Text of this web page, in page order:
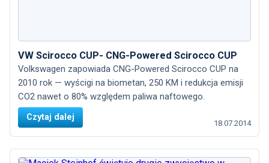
VW Scirocco CUP- CNG-Powered Scirocco CUP
Volkswagen zapowiada CNG-Powered Scirocco CUP na
2010 rok — wyścigi na biometan, 250 KM i redukcja emisji
CO2 nawet o 80% względem paliwa naftowego.
Czytaj dalej
18.07.2014